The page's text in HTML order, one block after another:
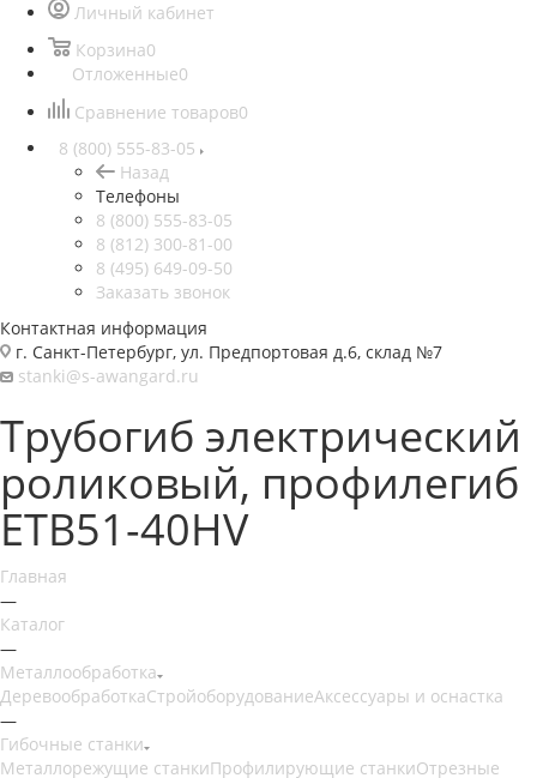
Личный кабинет
Корзина0
Отложенные0
Сравнение товаров0
8 (800) 555-83-05
Назад
Телефоны
8 (800) 555-83-05
8 (812) 300-81-00
8 (495) 649-09-50
Заказать звонок
Контактная информация
г. Санкт-Петербург, ул. Предпортовая д.6, склад №7
stanki@s-awangard.ru
Трубогиб электрический
роликовый, профилегиб
ETB51-40HV
Главная
—
Каталог
—
Металлообработка
ДеревообработкаСтройоборудованиеАксeccyapы и оснастка
—
Гибочные станки
Металлорежущие станкиПрофилирующие станкиОтрезные